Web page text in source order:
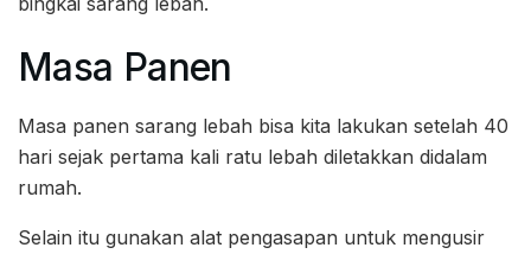
Masa Panen
Masa panen sarang lebah bisa kita lakukan setelah 40
hari sejak pertama kali ratu lebah diletakkan didalam
rumah.
Selain itu gunakan alat pengasapan untuk mengusir